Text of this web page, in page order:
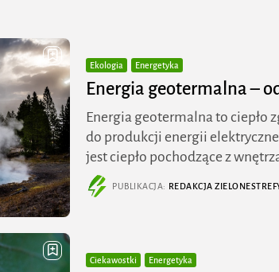
Ekologia Energetyka
Energia geotermalna –
Energia geotermalna to ciepło
do produkcji energii
jest ciepło pochodzące z
PUBLIKACJA: REDAKCJA
Ciekawostki Energetyka